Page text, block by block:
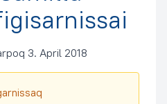
3. April 2018